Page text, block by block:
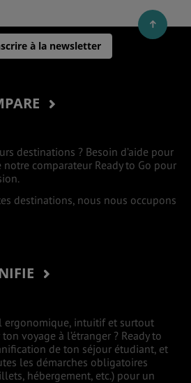
à la newsletter
destinations ? Besoin d’aide pour
comparateur Ready to Go pour
destinations, nous nous occupons
ergonomique, intuitif et surtout
voyage à l’étranger ? Ready to
de ton séjour étudiant, et
les démarches obligatoires
hébergement, etc.) pour un